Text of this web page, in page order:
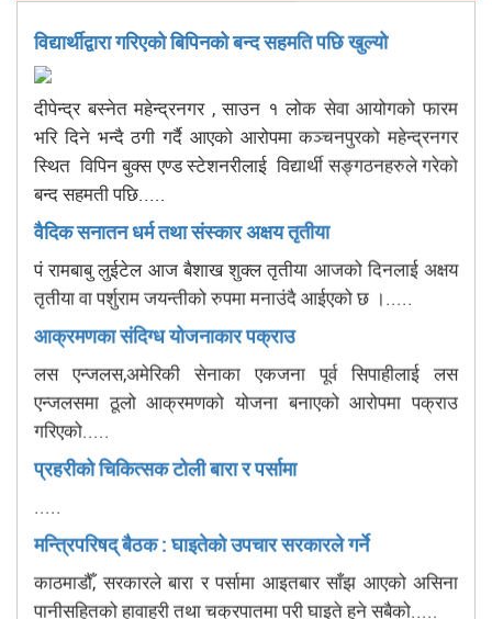
विद्यार्थीद्वारा गरिएको बिपिनको बन्द सहमति पछि खुल्यो
दीपेन्द्र बस्नेत महेन्द्रनगर , साउन १ लोक सेवा आयोगको फारम
भरि दिने भन्दै ठगी गर्दै आएको आरोपमा कञ्चनपुरको महेन्द्रनगर
स्थित विपिन बुक्स एण्ड स्टेशनरीलाई विद्यार्थी सङ्गठनहरुले गरेको
बन्द सहमती पछि.....
वैदिक सनातन धर्म तथा संस्कार अक्षय तृतीया
पं रामबाबु लुईटेल आज बैशाख शुक्ल तृतीया आजको दिनलाई अक्षय
तृतीया वा पर्शुराम जयन्तीको रुपमा मनाउंदै आईएको छ ।.....
आक्रमणका संदिग्ध योजनाकार पक्राउ
लस एन्जलस,अमेरिकी सेनाका एकजना पूर्व सिपाहीलाई लस
एन्जलसमा ठूलो आक्रमणको योजना बनाएको आरोपमा पक्राउ
गरिएको.....
प्रहरीको चिकित्सक टोली बारा र पर्सामा
.....
मन्त्रिपरिषद् बैठक : घाइतेको उपचार सरकारले गर्ने
काठमाडौँ, सरकारले बारा र पर्सामा आइतबार साँझ आएको असिना
पानीसहितको हावाहुरी तथा चक्रपातमा परी घाइते हुने सबैको.....